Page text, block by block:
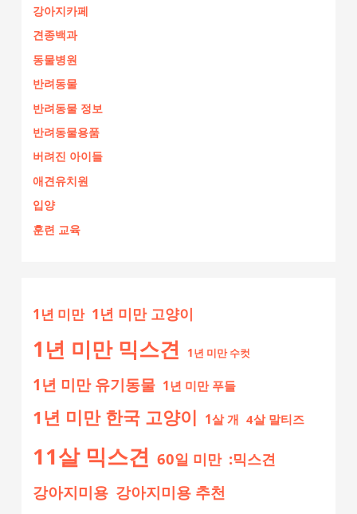
강아지카페
견종백과
동물병원
반려동물
반려동물 정보
반려동물용품
버려진 아이들
애견유치원
입양
훈련 교육
1년 미만 1년 미만 고양이
1년 미만 믹스견 1년 미만 수컷
1년 미만 유기동물 1년 미만 푸들
1년 미만 한국 고양이 1살 개 4살 말티즈
11살 믹스견 60일 미만 :믹스견
강아지미용 강아지미용 추천